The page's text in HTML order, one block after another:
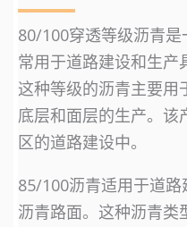
80/100穿透等级沥青
常用于道路建设和生产
这种等级的沥青主要用
底层和面层的生产。该
区的道路建设中。
85/100沥青适用于道
沥青路面。这种沥青类